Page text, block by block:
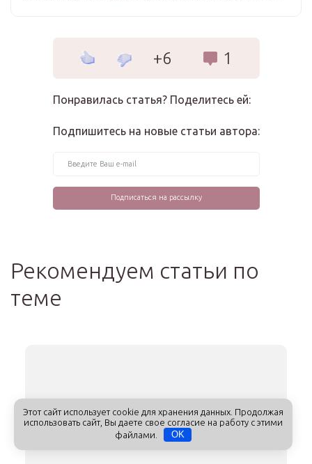
+6 1
Понравилась статья? Поделитесь ей:
Подпишитесь на новые статьи автора:
Рекомендуем статьи по
теме
Этот сайт использует cookie для хранения данных. Продолжая
использовать сайт, Вы даете свое согласие на работу с этими
файлами.
OK